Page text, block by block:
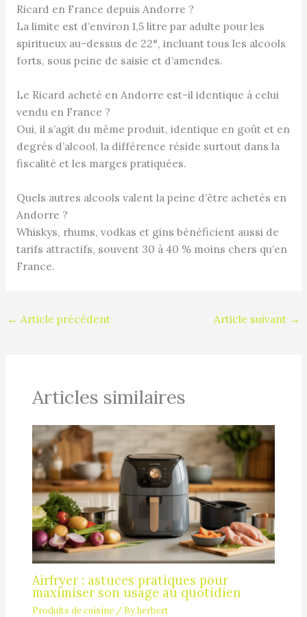
Ricard en France depuis Andorre ?
La limite est d’environ 1,5 litre par adulte pour les
spiritueux au-dessus de 22°, incluant tous les alcools
forts, sous peine de saisie et d’amendes.
Le Ricard acheté en Andorre est-il identique à celui
vendu en France ?
Oui, il s’agit du même produit, identique en goût et en
degrés d’alcool, la différence réside surtout dans la
fiscalité et les marges pratiquées.
Quels autres alcools valent la peine d’être achetés en
Andorre ?
Whiskys, rhums, vodkas et gins bénéficient aussi de
tarifs attractifs, souvent 30 à 40 % moins chers qu’en
France.
← Article précédent Article suivant →
Articles similaires
Airfryer : astuces pratiques pour
maximiser son usage au quotidien
Produits de cuisine / Byherbert